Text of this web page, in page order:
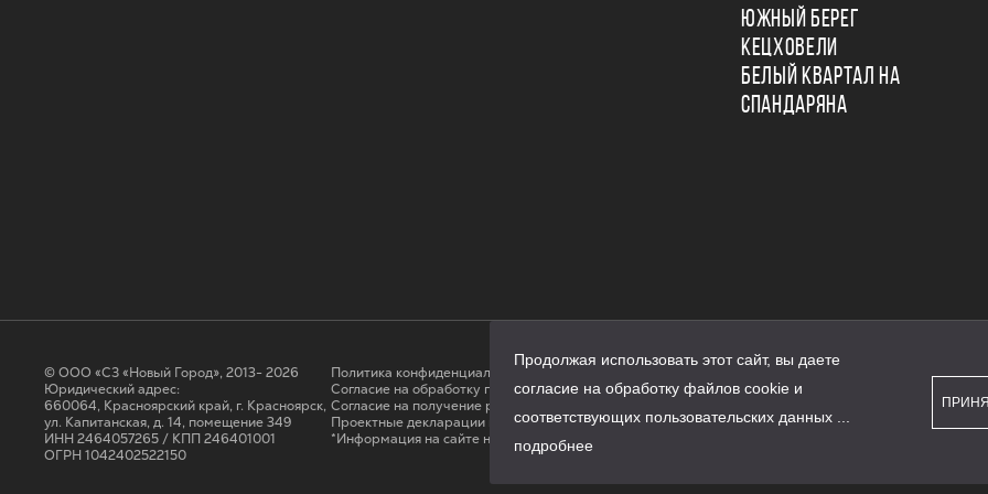
ЮЖНЫЙ БЕРЕГ
КЕЦХОВЕЛИ
БЕЛЫЙ КВАРТАЛ НА
СПАНДАРЯНА
© ООО «СЗ «Новый Город», 2013- 2026
Юридический адрес:
660064, Красноярский край, г. Красноярск,
ул. Капитанская, д. 14, помещение 349
ИНН 2464057265 / КПП 246401001
ОГРН 1042402522150
Политика конфиденциальности
Согласие на обработку персональных данных
Cогласие на получение рассылки
Проектные декларации на сайте наш.дом.рф
*Информация на сайте не является публичной офертой
Продолжая использовать этот сайт, вы даете
согласие на обработку файлов cookie и
соответствующих пользовательских данных
подробнее